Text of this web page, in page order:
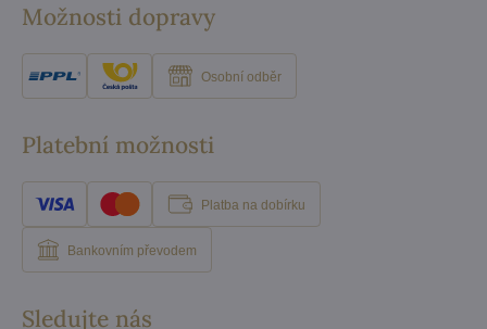
Možnosti dopravy
Osobní odběr
Platební možnosti
Platba na dobírku
Bankovním převodem
Sledujte nás